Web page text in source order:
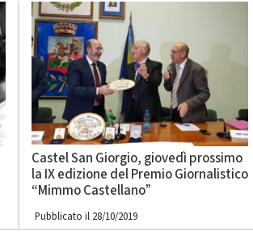
Castel San Giorgio, giovedì prossimo
la IX edizione del Premio Giornalistico
“Mimmo Castellano”
Pubblicato il 28/10/2019